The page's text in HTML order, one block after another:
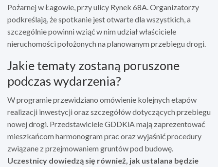
Pożarnej w Łagowie, przy ulicy Rynek 68A. Organizatorzy
podkreślają, że spotkanie jest otwarte dla wszystkich, a
szczególnie powinni wziąć w nim udział właściciele
nieruchomości położonych na planowanym przebiegu drogi.
Jakie tematy zostaną poruszone
podczas wydarzenia?
W programie przewidziano omówienie kolejnych etapów
realizacji inwestycji oraz szczegółów dotyczących przebiegu
nowej drogi. Przedstawiciele GDDKiA mają zaprezentować
mieszkańcom harmonogram prac oraz wyjaśnić procedury
związane z przejmowaniem gruntów pod budowę.
Uczestnicy dowiedzą się również, jak ustalana będzie